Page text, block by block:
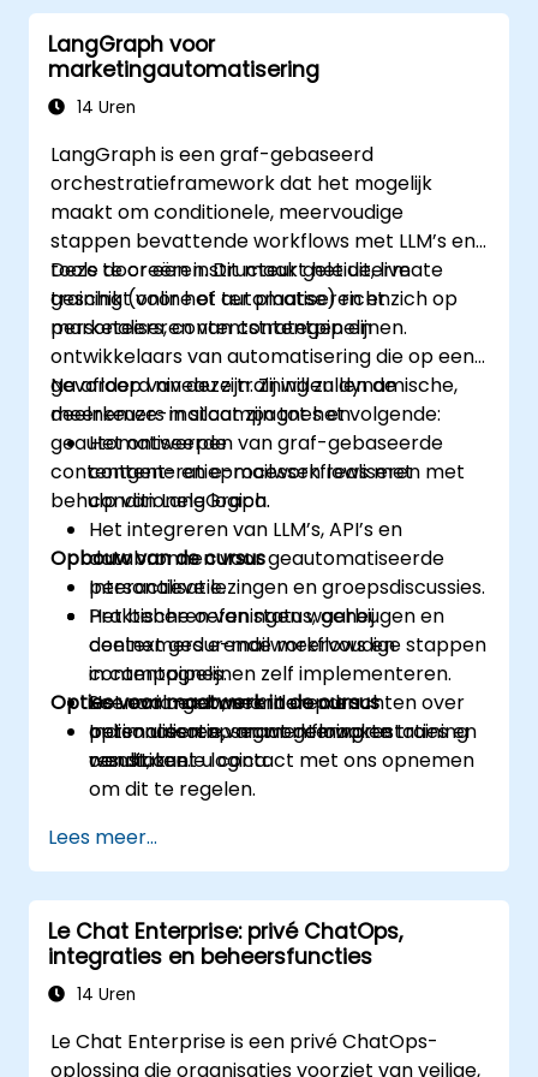
LangGraph voor
marketingautomatisering
14 Uren
LangGraph is een graf-gebaseerd
orchestratieframework dat het mogelijk
maakt om conditionele, meervoudige
stappen bevattende workflows met LLM’s en
tools te creëren. Dit maakt het uitermate
geschikt voor het automatiseren en
personaliseren van contentpipelijnen.
Deze door een instructeur geleide, live
training (online of ter plaatse) richt zich op
marketeers, contentstrategen en
ontwikkelaars van automatisering die op een
gevorderd niveau zijn. Zij willen dynamische,
meerkeuze-mailcampagnes en
geautomatiseerde
contentgeneratieprocessen realiseren met
behulp van LangGraph.
Na afloop van deze training zullen de
deelnemers in staat zijn tot het volgende:
Het ontwerpen van graf-gebaseerde
content- en e-mailworkflows met
conditionele logica.
Het integreren van LLM’s, API’s en
databronnen voor geautomatiseerde
personalisatie.
Het beheren van status, geheugen en
context gedurende meervoudige stappen
in campagnes.
Het evalueren, monitoren en
optimaliseren van workflowprestaties en
resultaten.
Opbouw van de cursus
Interactieve lezingen en groepsdiscussies.
Praktische oefeningen waarbij
deelnemers e-mailworkflows en
contentpipelijnen zelf implementeren.
Scenario-gebaseerde opdrachten over
personalisatie, segmentering en
conditionele logica.
Opties voor maatwerk in de cursus
Indien u een op maat gemaakte training
wenst, kunt u contact met ons opnemen
om dit te regelen.
Lees meer...
Le Chat Enterprise: privé ChatOps,
integraties en beheersfuncties
14 Uren
Le Chat Enterprise is een privé ChatOps-
oplossing die organisaties voorziet van veilige,